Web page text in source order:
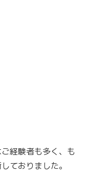
経験者も多く、も
ておりました。